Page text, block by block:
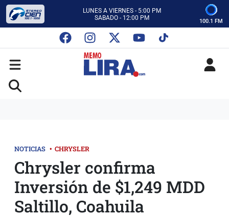
LUNES A VIERNES - 5:00 PM
SABADO - 12:00 PM
CON MEMO LIRA Y SU EQUIPO
LUNES A VIERNES - 5:00 PM
SABADO - 12:00 PM
100.1 FM
NOTICIAS • CHRYSLER
Chrysler confirma
Inversión de $1,249 MDD
Saltillo, Coahuila